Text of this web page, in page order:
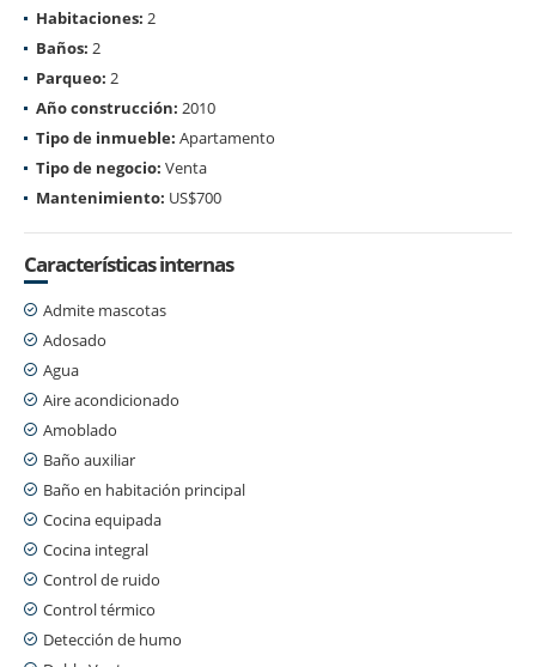
Habitaciones: 2
Baños: 2
Parqueo: 2
Año construcción: 2010
Tipo de inmueble: Apartamento
Tipo de negocio: Venta
Mantenimiento: US$700
Características internas
Admite mascotas
Adosado
Agua
Aire acondicionado
Amoblado
Baño auxiliar
Baño en habitación principal
Cocina equipada
Cocina integral
Control de ruido
Control térmico
Detección de humo